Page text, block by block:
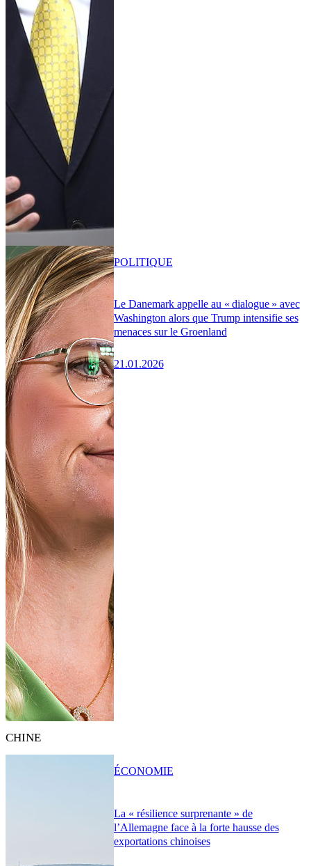
Le Danemark appelle au « dialogue » avec
Washington alors que Trump intensifie ses
menaces sur le Groenland
21.01.2026
POLITIQUE
CHINE
La « résilience surprenante » de
l’Allemagne face à la forte hausse des
exportations chinoises
ÉCONOMIE